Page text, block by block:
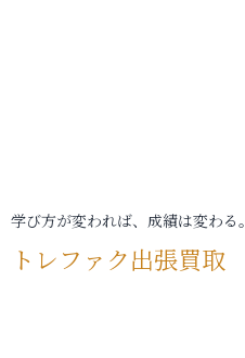
学び方が変われば、成績は変わる。
トレファク出張買取